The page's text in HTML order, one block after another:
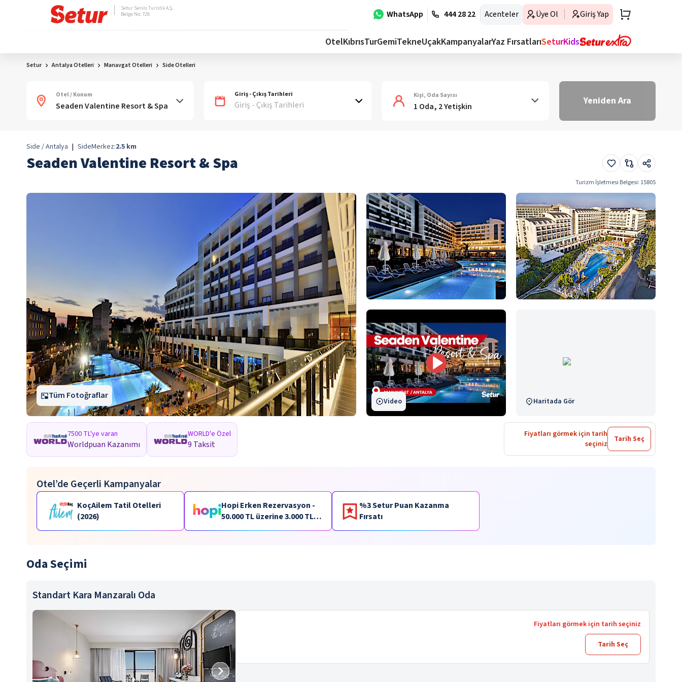
WhatsApp 444 28 22 Acenteler Üye Ol Giriş Yap
Setur Servis Turistik A.Ş.
Belge No: 728
OtelKıbrısTurGemiTekneUçakKampanyalarYaz FırsatlarıSeturKids
Setur Antalya Otelleri Manavgat Otelleri Side Otelleri
Otel / Konum Giriş - Çıkış Tarihleri
Giriş - Çıkış Tarihleri
Kişi, Oda Sayısı
1 Oda, 2 Yetişkin Yeniden Ara
Side / Antalya | SideMerkez:2.5 km
Seaden Valentine Resort & Spa
Turizm İşletmesi Belgesi: 15805
Tüm Fotoğraflar
Video Haritada Gör
7500 TL'ye varan
Worldpuan Kazanımı
WORLD'e Özel
9 Taksit
Fiyatları görmek için tarih
seçiniz
Tarih Seç
Otel’de Geçerli Kampanyalar
KoçAilem Tatil Otelleri
(2026)
Hopi Erken Rezervasyon -
50.000 TL üzerine 3.000 TL
paracık
%3 Setur Puan Kazanma
Fırsatı
Oda Seçimi
Standart Kara Manzaralı Oda
Fiyatları görmek için tarih seçiniz
Tarih Seç